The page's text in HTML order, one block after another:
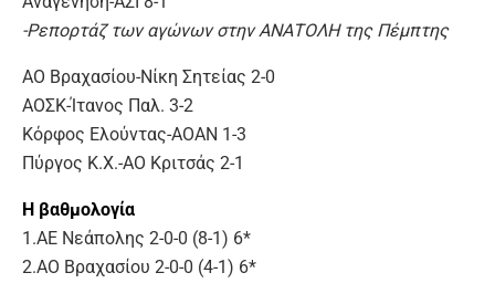
-Ρεπορτάζ των αγώνων στην ΑΝΑΤΟΛΗ της Πέμπτης
ΑΟ Βραχασίου-Νίκη Σητείας 2-0
ΑΟΣΚ-Ίτανος Παλ. 3-2
Κόρφος Ελούντας-ΑΟΑΝ 1-3
Πύργος Κ.Χ.-ΑΟ Κριτσάς 2-1
Η βαθμολογία
1.ΑΕ Νεάπολης 2-0-0 (8-1) 6*
2.ΑΟ Βραχασίου 2-0-0 (4-1) 6*